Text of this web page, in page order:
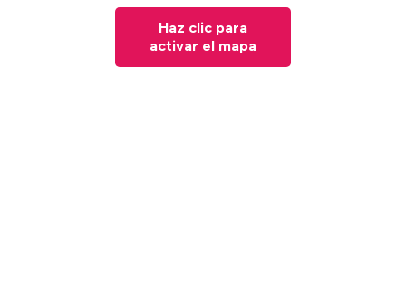
Haz clic para
activar el mapa